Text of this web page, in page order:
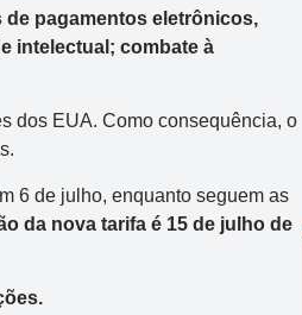
pagamentos eletrônicos,
intelectual; combate à
dos EUA. Como consequência, o
6 de julho, enquanto seguem as
da nova tarifa é 15 de julho de